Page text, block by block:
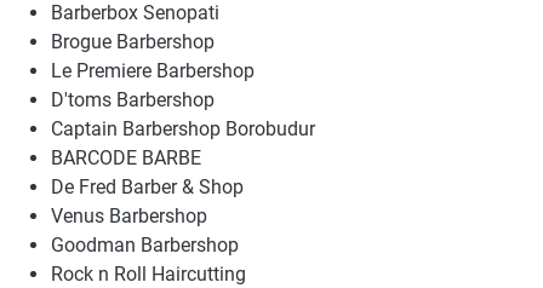
Barberbox Senopati
Brogue Barbershop
Le Premiere Barbershop
D'toms Barbershop
Captain Barbershop Borobudur
BARCODE BARBE
De Fred Barber & Shop
Venus Barbershop
Goodman Barbershop
Rock n Roll Haircutting